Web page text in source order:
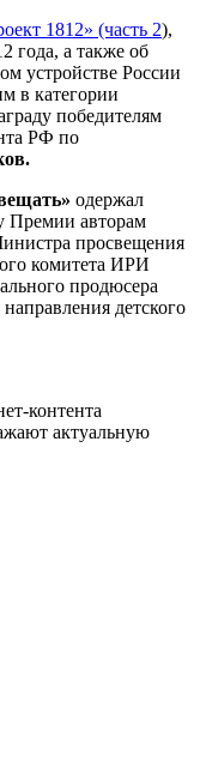
1812» (часть 2),
года, а также об
устройстве России
в категории
победителям
РФ по
одержал
Премии авторам
просвещения
комитета ИРИ
продюсера
детского
контента
актуальную